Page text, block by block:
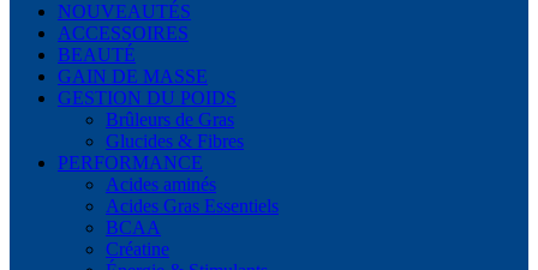
NOUVEAUTÉS
ACCESSOIRES
BEAUTÉ
GAIN DE MASSE
GESTION DU POIDS
Brûleurs de Gras
Glucides & Fibres
PERFORMANCE
Acides aminés
Acides Gras Essentiels
BCAA
Créatine